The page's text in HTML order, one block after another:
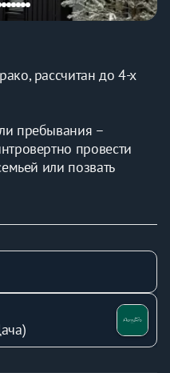
рассчитан до 4-х
пребывания –
провести
или позвать
дома грамотно
В доме есть
кроватью, а в
раскладной диван.
люльку.
кухня: